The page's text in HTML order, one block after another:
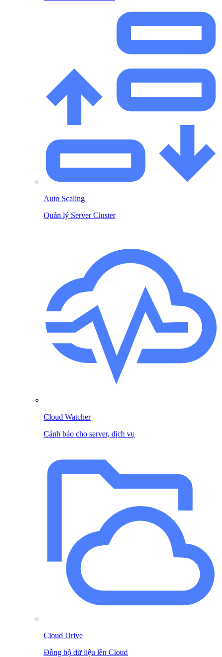
Auto Scaling
Quản lý Server Cluster
Cloud Watcher
Cảnh báo cho server, dịch vụ
Cloud Drive
Đồng bộ dữ liệu lên Cloud